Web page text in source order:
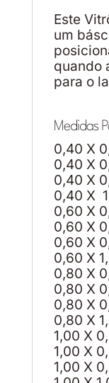
Este
um
quando
para o
Medidas
0,40 X
0,40 X
0,40 X
0,40 X
0,60 X
0,60 X
0,60 X
0,60 X
0,80 X
0,80 X
0,80 X
0,80 X
1,00 X
1,00 X
1,00 X